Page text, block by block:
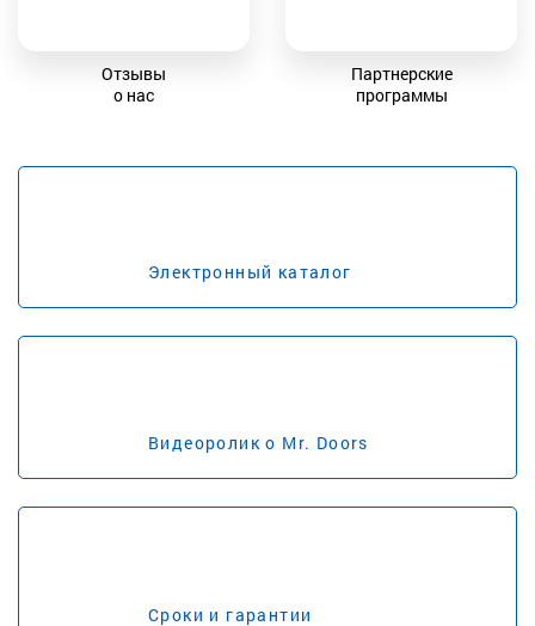
Отзывы
о нас
Партнерские
программы
Электронный каталог
Видеоролик о Mr. Doors
Сроки и гарантии